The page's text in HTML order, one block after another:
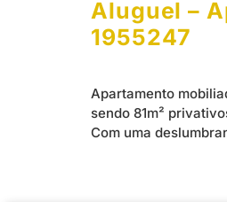
Aluguel –
1955247
Apartamento
sendo 81m²
Com uma